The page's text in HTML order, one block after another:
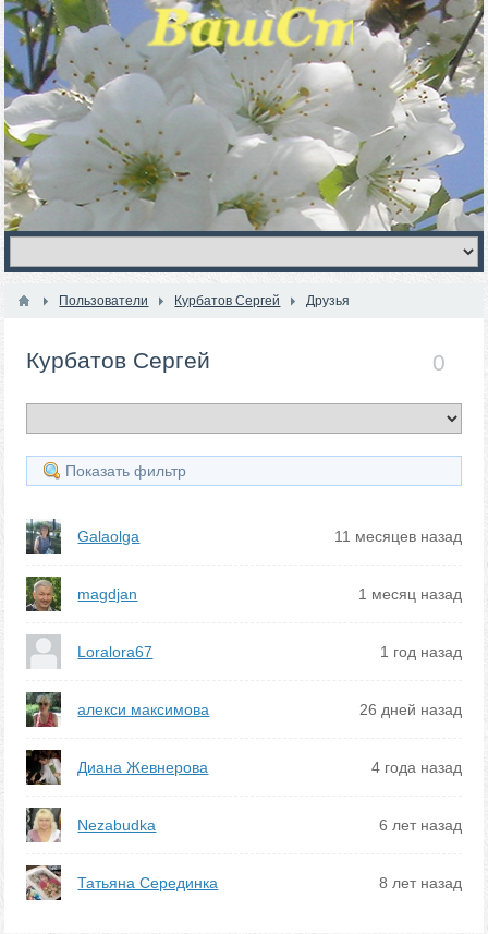
Пользователи Курбатов Сергей Друзья
0
Курбатов Сергей
Показать фильтр
Galaolga 11 месяцев назад
magdjan 1 месяц назад
Loralora67 1 год назад
алекси максимова 26 дней назад
Диана Жевнерова 4 года назад
Nezabudka 6 лет назад
Татьяна Серединка 8 лет назад